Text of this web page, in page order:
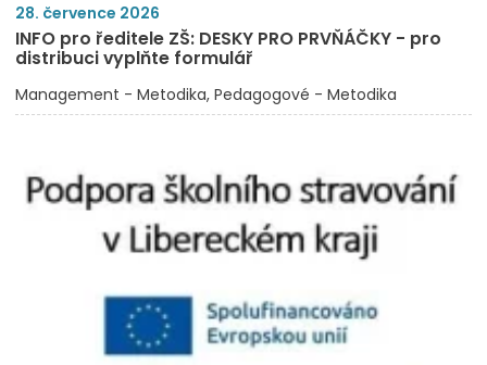
28. července 2026
INFO pro ředitele ZŠ: DESKY PRO PRVŇÁČKY - pro
distribuci vyplňte formulář
Management - Metodika Pedagogové - Metodika